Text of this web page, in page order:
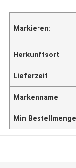
Markieren:
Herkunftsort
Lieferzeit
Markenname
Min Bestellmenge